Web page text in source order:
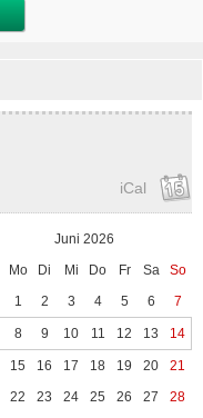
iCal
Juni 2026
Mo
Di Mi Do Fr Sa
So
1 2 3 4 5 6 7
8 9 10 11 12 13 14
15 16 17 18 19 20
21
22 23 24 25 26 27
28